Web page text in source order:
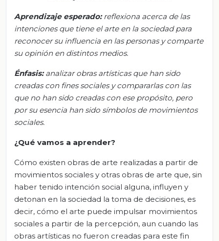
Aprendizaje esperado: reflexiona acerca de las
intenciones que tiene el arte en la sociedad para
reconocer su influencia en las personas y comparte
su opinión en distintos medios.
Énfasis: analizar obras artísticas que han sido
creadas con fines sociales y compararlas con las
que no han sido creadas con ese propósito, pero
por su esencia han sido símbolos de movimientos
sociales.
¿Qué vamos a aprender?
Cómo existen obras de arte realizadas a partir de
movimientos sociales y otras obras de arte que, sin
haber tenido intención social alguna, influyen y
detonan en la sociedad la toma de decisiones, es
decir, cómo el arte puede impulsar movimientos
sociales a partir de la percepción, aun cuando las
obras artísticas no fueron creadas para este fin